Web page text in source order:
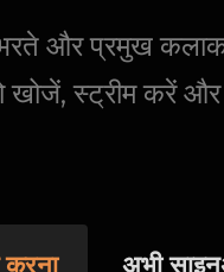
और प्रमुख
खोजें, स्ट्रीम करें
अभी